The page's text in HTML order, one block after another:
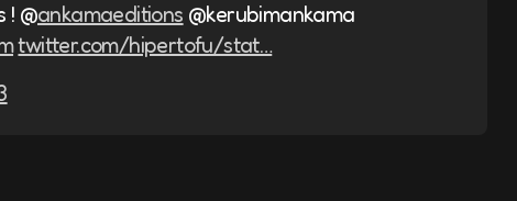
! @ankamaeditions @kerubimankama
twitter.com/hipertofu/stat…